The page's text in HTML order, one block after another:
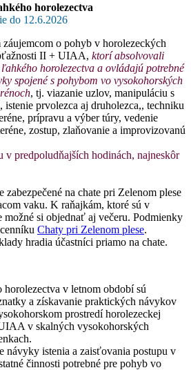
ľahkého horolezectva
do 12.6.2026
záujemcom o pohyb v horolezeckých
II + UIAA, ktorí absolvovali
horolezectva a ovládajú potrebné
spojené s pohybom vo vysokohorských
, tj. viazanie uzlov, manipuláciu s
istenie prvolezca aj druholezca,, techniku
prípravu a výber túry, vedenie
zostup, zlaňovanie a improvizovanú
v predpoludňajších hodinách, najneskôr
na chate pri Zelenom plese
vaku. K raňajkám, ktoré sú v
možné si objednať aj večeru. Podmienky
Chaty pri Zelenom plese.
hradia účastníci priamo na chate.
v letnom období sú
a získavanie praktických návykov
prostredí horolezeckej
v skalných vysokohorských
návyky istenia a zaisťovania postupu v
činnosti potrebné pre pohyb vo